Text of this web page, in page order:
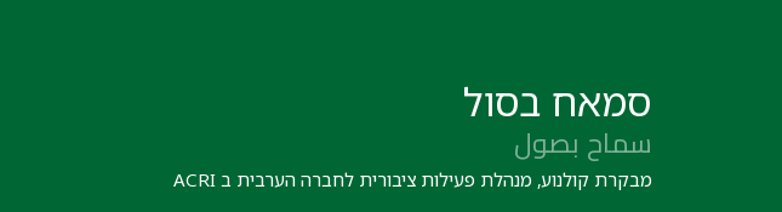
סמאח בסול
سماح بصول
מבקרת קולנוע, מנהלת פעילות ציבורית לחברה הערבית ב ACRI